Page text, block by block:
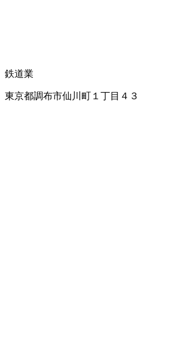
鉄道業
東京都調布市仙川町１丁目４３